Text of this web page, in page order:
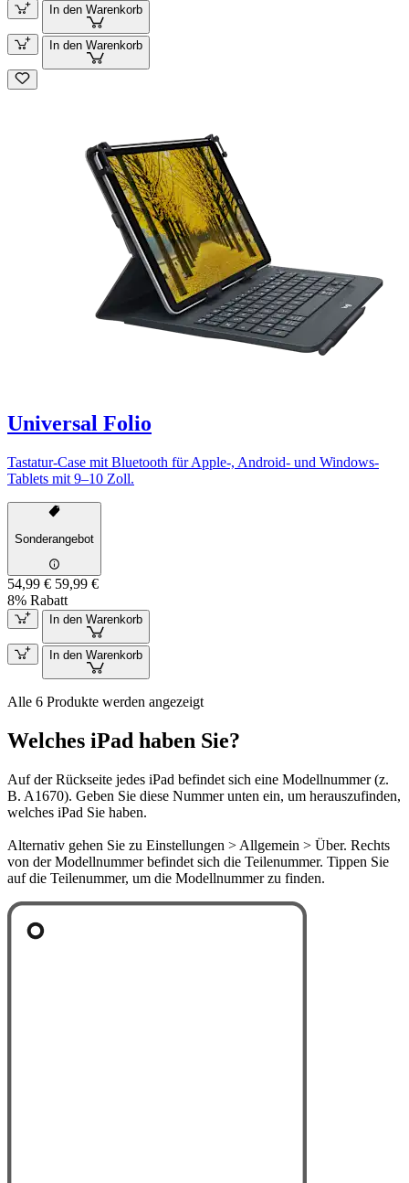
In den Warenkorb
In den Warenkorb
Universal Folio
Tastatur-Case mit Bluetooth für Apple-, Android- und Windows-
Tablets mit 9–10 Zoll.
Sonderangebot
54,99 € 59,99 €
8% Rabatt
In den Warenkorb
In den Warenkorb
Alle 6 Produkte werden angezeigt
Welches iPad haben Sie?
Auf der Rückseite jedes iPad befindet sich eine Modellnummer (z.
B. A1670). Geben Sie diese Nummer unten ein, um herauszufinden,
welches iPad Sie haben.
Alternativ gehen Sie zu Einstellungen > Allgemein > Über. Rechts
von der Modellnummer befindet sich die Teilenummer. Tippen Sie
auf die Teilenummer, um die Modellnummer zu finden.